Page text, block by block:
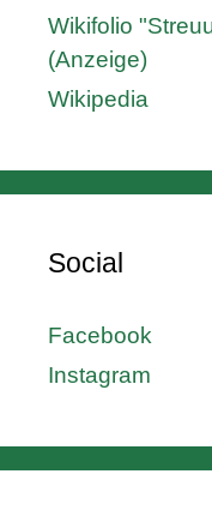
Wikifolio
(Anzeige)
Wikipedia
Social
Facebook
Instagram